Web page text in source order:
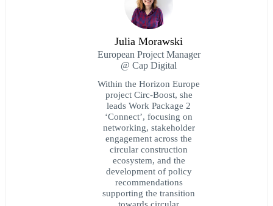
Julia Morawski
European Project Manager
@ Cap Digital
Within the Horizon Europe
project Circ-Boost, she
leads Work Package 2
‘Connect’, focusing on
networking, stakeholder
engagement across the
circular construction
ecosystem, and the
development of policy
recommendations
supporting the transition